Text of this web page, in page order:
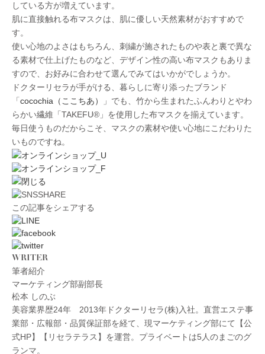
している方が増えています。
肌に直接触れる布マスクは、肌に優しい天然素材がおすすめで
す。
使い心地のよさはもちろん、刺繍が施されたものや表と裏で異な
る素材で仕上げたものなど、デザイン性の高い布マスクもありま
すので、お好みに合わせて選んでみてはいかがでしょうか。
ドクターリセラが手がける、暮らしに寄り添ったブランド
「 cocochia（ここちあ）
」でも、竹から生まれたふんわりとやわ
らかい繊維「TAKEFU®︎」を使用した布マスクを揃えています。
毎日使うものだからこそ、マスクの素材や使い心地にこだわりた
いものですね。
この記事をシェアする
WRITER
筆者紹介
マーケティング部副部長
松本 しのぶ
美容業界歴24年 2013年ドクターリセラ(株)入社。直営エステ事
業部・広報部・品質保証部を経て、現マーケティング部にて【公
式HP】【リセラテラス】を運営。プライベートは5人のまごのグ
ランマ。